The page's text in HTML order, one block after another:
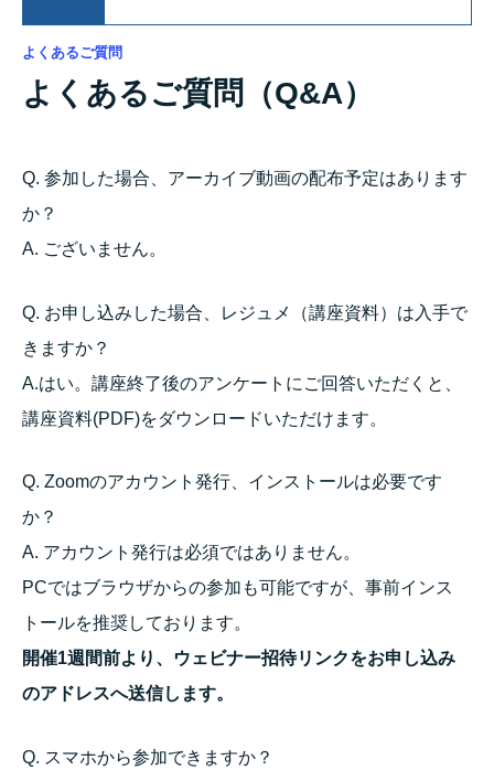
よくあるご質問
よくあるご質問（Q&A）
Q. 参加した場合、アーカイブ動画の配布予定はあります
か？
A. ございません。
Q. お申し込みした場合、レジュメ（講座資料）は入手で
きますか？
A.はい。講座終了後のアンケートにご回答いただくと、
講座資料(PDF)をダウンロードいただけます。
Q. Zoomのアカウント発行、インストールは必要です
か？
A. アカウント発行は必須ではありません。
PCではブラウザからの参加も可能ですが、事前インス
トールを推奨しております。
開催1週間前より、ウェビナー招待リンクをお申し込み
のアドレスへ送信します。
Q. スマホから参加できますか？